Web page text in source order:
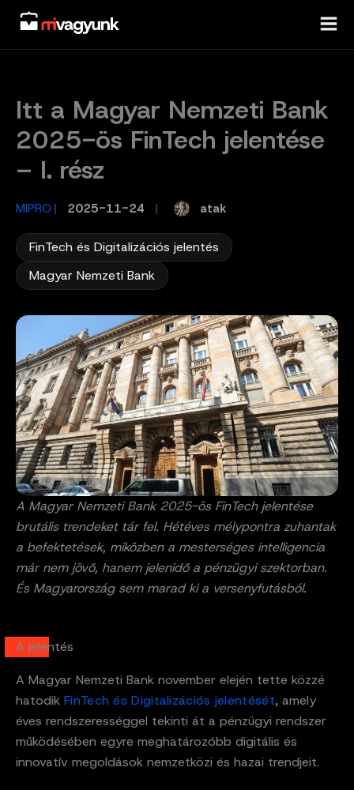
Skip
content
Itt a Magyar Nemzeti Bank
2025-ös FinTech jelentése
– I. rész
MIPRO / 2025-11-24 atak
FinTech és Digitalizációs jelentés
Magyar Nemzeti Bank
A Magyar Nemzeti Bank 2025-ös FinTech jelentése
brutális trendeket tár fel. Hétéves mélypontra zuhantak
a befektetések, miközben a mesterséges intelligencia
már nem jövő, hanem jelenidő a pénzügyi szektorban.
És Magyarország sem marad ki a versenyfutásból.
A jelentés
A Magyar Nemzeti Bank november elején tette közzé
hatodik FinTech és Digitalizációs jelentését, amely
éves rendszerességgel tekinti át a pénzügyi rendszer
működésében egyre meghatározóbb digitális és
innovatív megoldások nemzetközi és hazai trendjeit.